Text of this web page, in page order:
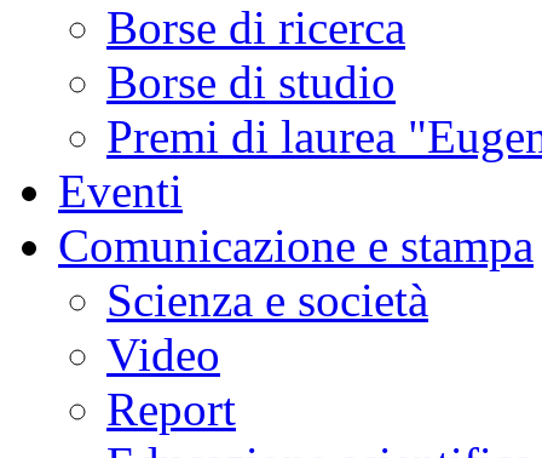
Borse di ricerca
Borse di studio
Premi di laurea
Eventi
Comunicazione e stampa
Scienza e società
Video
Report